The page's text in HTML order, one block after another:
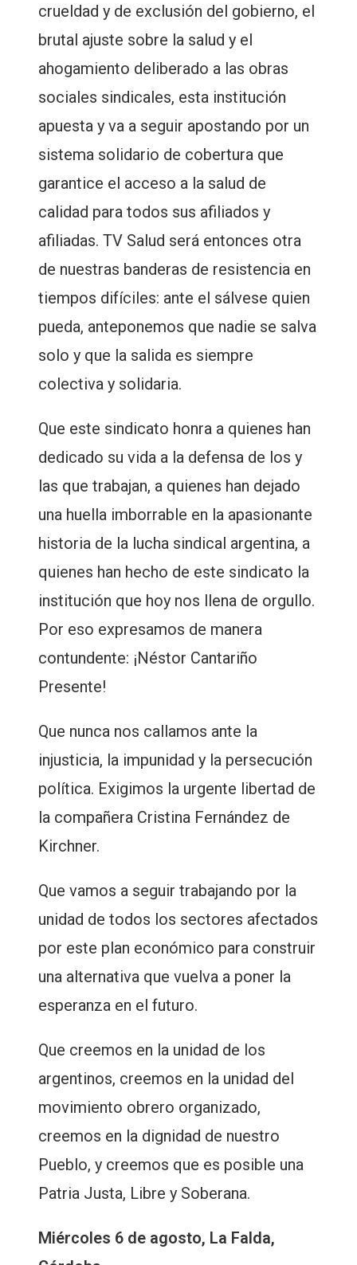
crueldad y de exclusión del gobierno, el
brutal ajuste sobre la salud y el
ahogamiento deliberado a las obras
sociales sindicales, esta institución
apuesta y va a seguir apostando por un
sistema solidario de cobertura que
garantice el acceso a la salud de
calidad para todos sus afiliados y
afiliadas. TV Salud será entonces otra
de nuestras banderas de resistencia en
tiempos difíciles: ante el sálvese quien
pueda, anteponemos que nadie se salva
solo y que la salida es siempre
colectiva y solidaria.
Que este sindicato honra a quienes han
dedicado su vida a la defensa de los y
las que trabajan, a quienes han dejado
una huella imborrable en la apasionante
historia de la lucha sindical argentina, a
quienes han hecho de este sindicato la
institución que hoy nos llena de orgullo.
Por eso expresamos de manera
contundente: ¡Néstor Cantariño
Presente!
Que nunca nos callamos ante la
injusticia, la impunidad y la persecución
política. Exigimos la urgente libertad de
la compañera Cristina Fernández de
Kirchner.
Que vamos a seguir trabajando por la
unidad de todos los sectores afectados
por este plan económico para construir
una alternativa que vuelva a poner la
esperanza en el futuro.
Que creemos en la unidad de los
argentinos, creemos en la unidad del
movimiento obrero organizado,
creemos en la dignidad de nuestro
Pueblo, y creemos que es posible una
Patria Justa, Libre y Soberana.
Miércoles 6 de agosto, La Falda,